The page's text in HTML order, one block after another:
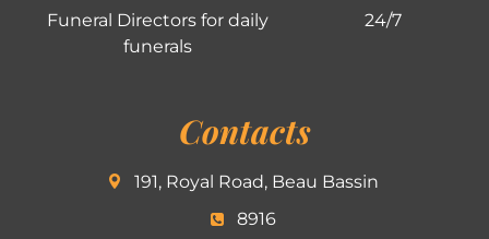
Funeral Directors for daily
funerals
24/7
Contacts
191, Royal Road, Beau Bassin
8916